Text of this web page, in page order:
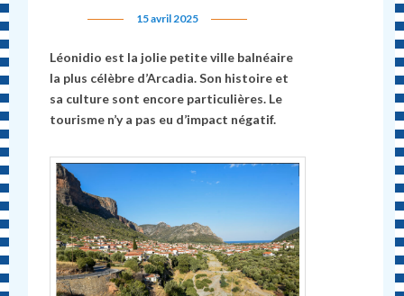
15 avril 2025
Léonidio est la jolie petite ville balnéaire
la plus célèbre d’Arcadia. Son histoire et
sa culture sont encore particulières. Le
tourisme n’y a pas eu d’impact négatif.